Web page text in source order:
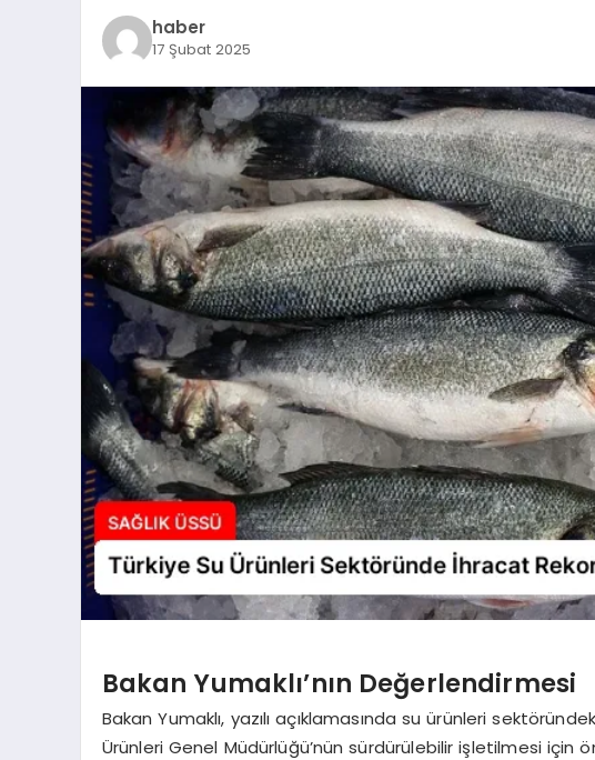
haber
17 Şubat 2025
Bakan Yumaklı’nın Değerlendirmesi
Bakan Yumaklı, yazılı açıklamasında su ürünleri
Ürünleri Genel Müdürlüğü’nün sürdürülebilir işletilmesi